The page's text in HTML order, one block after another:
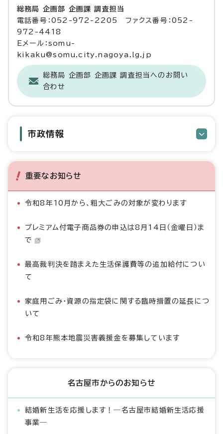
総務局 企画部 企画課 調査担当
電話番号：052-972-2205 ファクス番号：052-
972-4418
Eメール：somu-
kikaku@somu.city.nagoya.lg.jp
総務局 企画部 企画課 調査担当へのお問い
合わせ
市政情報
重要なお知らせ
令和8年10月から、粗大ごみの対象が変わります
プレミアム付電子商品券の申込は8月14日（金曜日）ま
で
最高裁判決を踏まえた生活保護費等の追加給付につい
て
家庭用ごみ・資源の指定袋に関する臨時措置の延長につ
いて
令和8年熊本地震災害義援金を募集しています
名古屋市からのお知らせ
結婚新生活を応援します！―名古屋市結婚新生活応援
事業―